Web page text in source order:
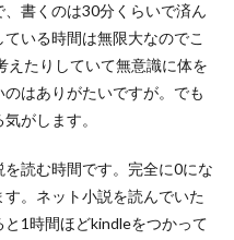
書くのは30分くらいで済ん
いる時間は無限大なのでこ
たりしていて無意識に体を
はありがたいですが。でも
がします。
読む時間です。完全に0にな
。ネット小説を読んでいた
1時間ほどkindleをつかって